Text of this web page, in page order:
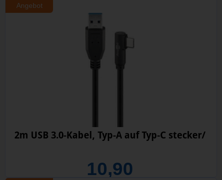
Angebot
2m USB 3.0-Kabel, Typ-A auf Typ-C stecker/
10,90